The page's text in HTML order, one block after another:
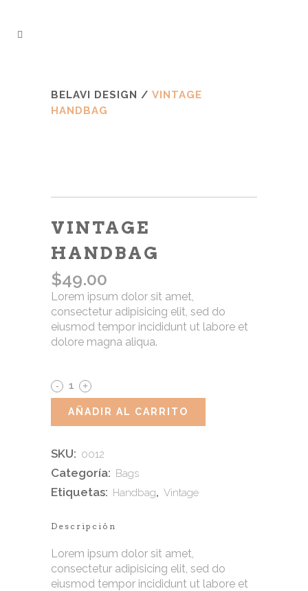
BELAVI DESIGN / VINTAGE
HANDBAG
VINTAGE
HANDBAG
$49.00
Lorem ipsum dolor sit amet,
consectetur adipisicing elit, sed do
eiusmod tempor incididunt ut labore et
dolore magna aliqua.
Vintage
Handbag
AÑADIR AL CARRITO
SKU: 0012
Categoría: Bags
Etiquetas: Handbag, Vintage
Descripción
Lorem ipsum dolor sit amet,
consectetur adipisicing elit, sed do
eiusmod tempor incididunt ut labore et